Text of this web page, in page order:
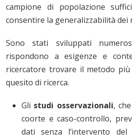
campione di popolazione
consentire la generalizzabilità dei
Sono stati sviluppati
rispondono a esigenze e
ricercatore trovare il metodo
quesito di ricerca.
Gli studi osservazionali,
coorte e caso-controllo,
dati senza l’intervento del